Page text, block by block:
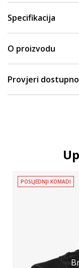
Specifikacija
O proizvodu
Provjeri
POSLJEDNJI KOMADI